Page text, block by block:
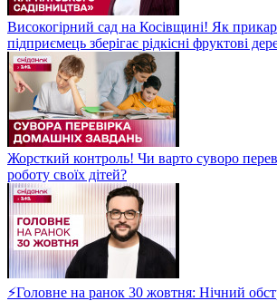
Високогірний сад на Косівщині! Як
підприємець зберігає рідкісні фруктові
Жорсткий контроль! Чи варто суворо
роботу своїх дітей?
⚡Головне на ранок 30 жовтня: Нічний